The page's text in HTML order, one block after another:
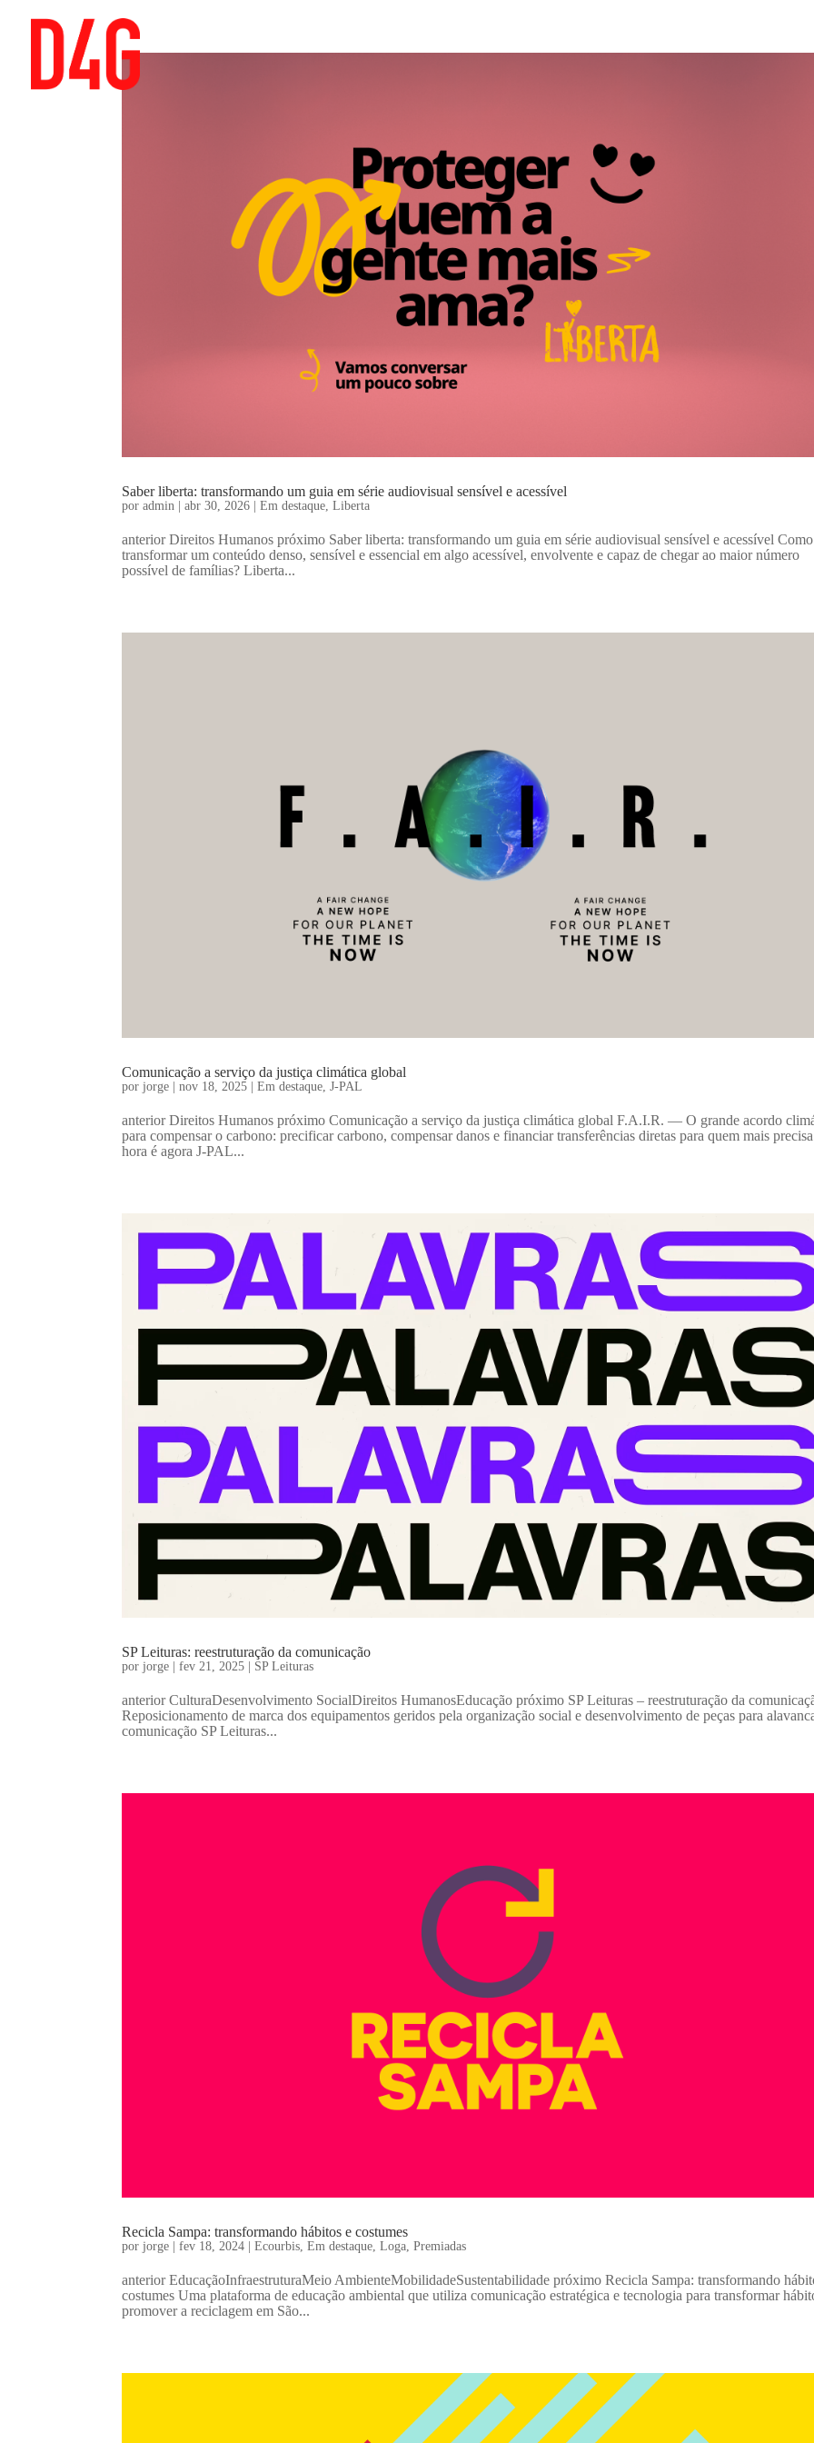
Saber liberta: transformando um guia em série audiovisual sensível e acessível
poradmin |abr 30, 2026 |Em destaque,Liberta
anterior Direitos Humanos próximo Saber liberta: transformando um guia em série audiovisual sensível e acessível Como
transformar um conteúdo denso, sensível e essencial em algo acessível, envolvente e capaz de chegar ao maior número
possível de famílias? Liberta...
Comunicação a serviço da justiça climática global
porjorge |nov 18, 2025 |Em destaque ,J-PAL
anterior Direitos Humanos próximo Comunicação a serviço da justiça climática global F.A.I.R. — O grande acordo
para compensar o carbono: precificar carbono, compensar danos e financiar transferências diretas para quem mais
hora é agora J-PAL...
SP Leituras: reestruturação da comunicação
porjorge |fev 21, 2025 SP Leituras
anterior CulturaDesenvolvimento SocialDireitos HumanosEducação próximo SP Leituras – reestruturação da
Reposicionamento de marca dos equipamentos geridos pela organização social e desenvolvimento de peças para
comunicação SP Leituras...
Recicla Sampa: transformando hábitos e costumes
porjorge |fev 18, 2024 |Ecourbis,Em destaque,Loga,Premiadas
anterior EducaçãoInfraestruturaMeio AmbienteMobilidadeSustentabilidade próximo Recicla Sampa: transformando
costumes Uma plataforma de educação ambiental que utiliza comunicação estratégica e tecnologia para transformar
promover a reciclagem em São...